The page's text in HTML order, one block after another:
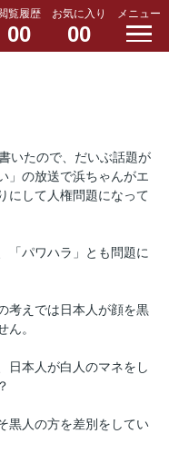
覧履歴
00
お気に入り
00
メニュー
いたので、だいぶ話題が
」の放送で浜ちゃんがエ
にして人権問題になって
「パワハラ」とも問題に
考えでは日本人が顔を黒
。
日本人が白人のマネをし
黒人の方を差別をしてい